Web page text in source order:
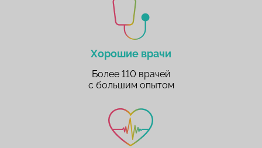
Хорошие врачи
Более 110 врачей
с большим опытом